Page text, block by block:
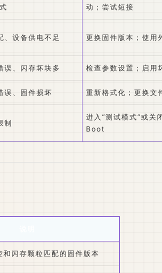
动；尝试短接
、设备供电不足 更换固件版本；使用
误、闪存坏块多 检查参数设置；启用
误、固件损坏 重新格式化；更换文
制
进入“测试模式”或
Boot
和闪存颗粒匹配的固件版本